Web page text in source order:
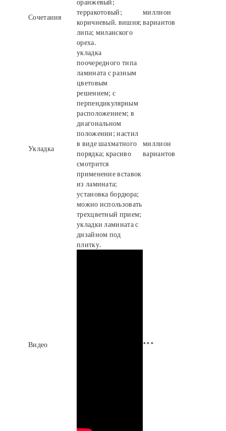
Сочетания
оранжевый;
терракотовый;
коричневый. вишня;
липа; миланского
ореха.
миллион
вариантов
Укладка
укладка
поочередного типа
ламината с разным
цветовым
решением; с
перпендикулярным
расположением; в
диагональном
положении; настил
в виде шахматного
порядка; красиво
смотрится
применение вставок
из ламината;
установка бордюра;
можно использовать
трехцветный прием;
укладки ламината с
дизайном под
плитку.
миллион
вариантов
Видео ***